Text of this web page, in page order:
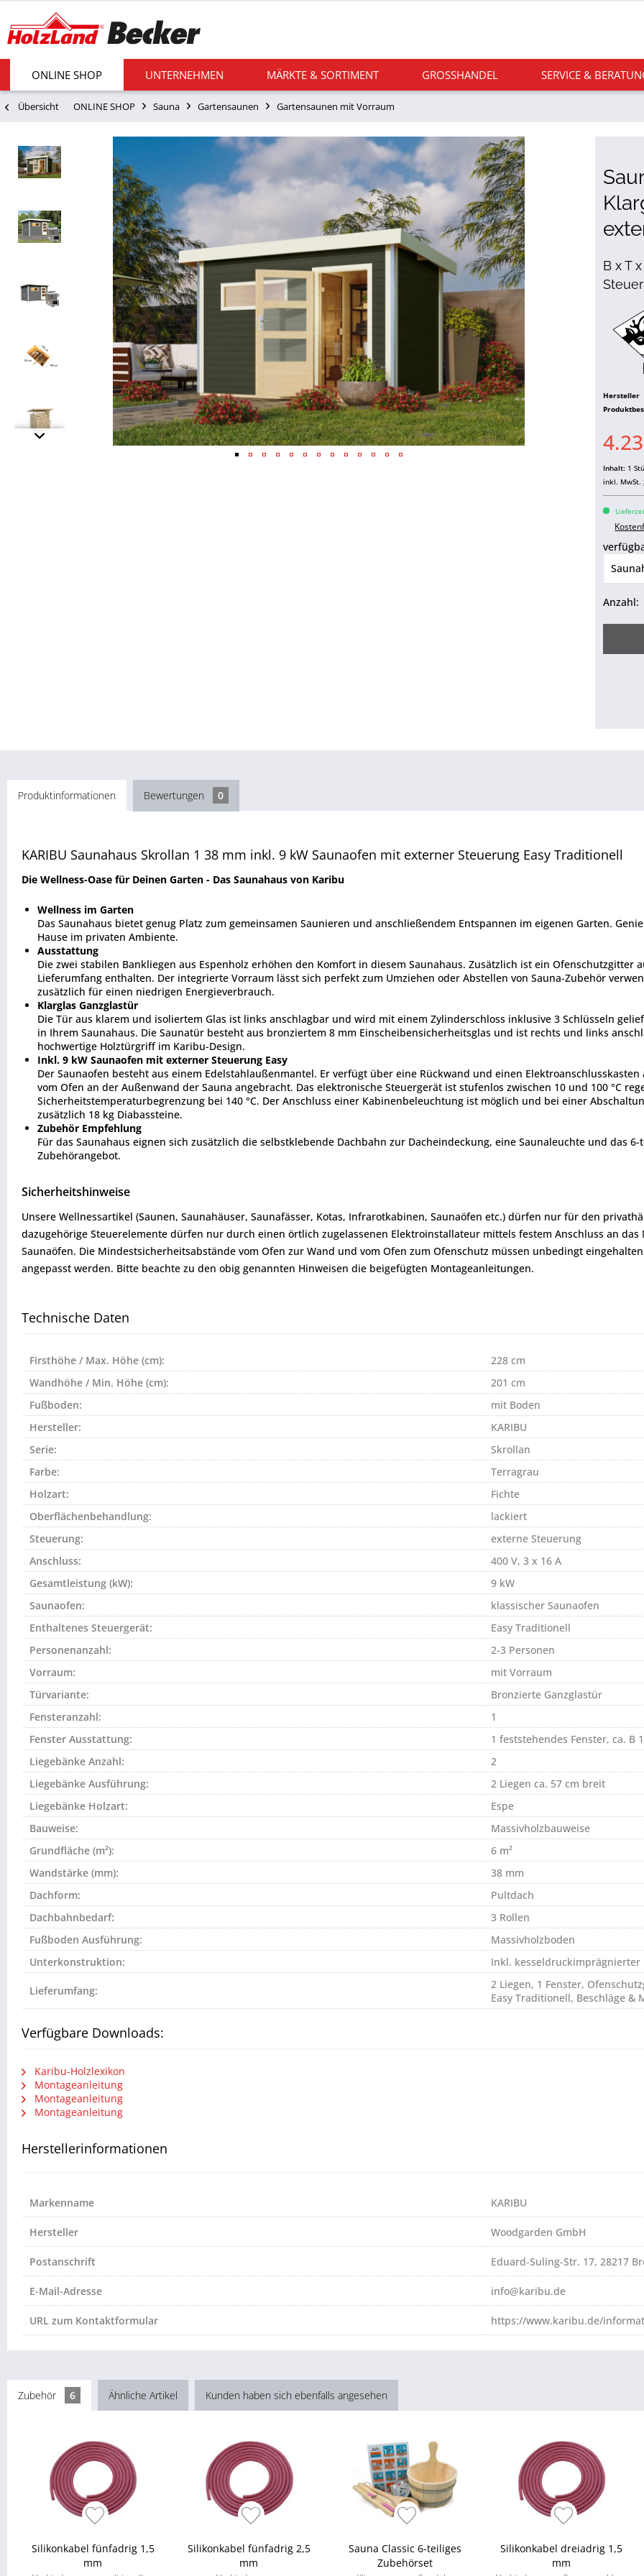
ONLINE SHOP UNTERNEHMEN MÄRKTE & SORTIMENT GROSSHANDEL SERVICE &
Übersicht ONLINE SHOP Sauna Gartensaunen Gartensaunen mit Vorraum
B x T
Hersteller
Inhalt: 1
inkl. MwSt.
Anzahl:
Produktinformationen Bewertungen 0
KARIBU Saunahaus Skrollan 1 38 mm inkl. 9 kW Saunaofen mit externer Steuerung Easy Traditionell
Die Wellness-Oase für Deinen Garten - Das Saunahaus von Karibu
Wellness im Garten
Das Saunahaus bietet genug Platz zum gemeinsamen Saunieren und anschließendem Entspannen im eigenen Garten.
Hause im privaten Ambiente.
Ausstattung
Die zwei stabilen Bankliegen aus Espenholz erhöhen den Komfort in diesem Saunahaus. Zusätzlich ist ein Ofenschutzgitter
Lieferumfang enthalten. Der integrierte Vorraum lässt sich perfekt zum Umziehen oder Abstellen von Sauna-Zubehör
zusätzlich für einen niedrigen Energieverbrauch.
Klarglas Ganzglastür
Die Tür aus klarem und isoliertem Glas ist links anschlagbar und wird mit einem Zylinderschloss inklusive 3 Schlüsseln
in Ihrem Saunahaus. Die Saunatür besteht aus bronziertem 8 mm Einscheibensicherheitsglas und ist rechts und links
hochwertige Holztürgriff im Karibu-Design.
Inkl. 9 kW Saunaofen mit externer Steuerung Easy
Der Saunaofen besteht aus einem Edelstahlaußenmantel. Er verfügt über eine Rückwand und einen
vom Ofen an der Außenwand der Sauna angebracht. Das elektronische Steuergerät ist stufenlos zwischen 10 und 100 °C
Sicherheitstemperaturbegrenzung bei 140 °C. Der Anschluss einer Kabinenbeleuchtung ist möglich und bei einer
zusätzlich 18 kg Diabassteine.
Zubehör Empfehlung
Für das Saunahaus eignen sich zusätzlich die selbstklebende Dachbahn zur Dacheindeckung, eine Saunaleuchte und das
Zubehörangebot.
Sicherheitshinweise
Unsere Wellnessartikel (Saunen, Saunahäuser, Saunafässer, Kotas, Infrarotkabinen, Saunaöfen etc.) dürfen nur für den
dazugehörige Steuerelemente dürfen nur durch einen örtlich zugelassenen Elektroinstallateur mittels festem Anschluss an das
Saunaöfen. Die Mindestsicherheitsabstände vom Ofen zur Wand und vom Ofen zum Ofenschutz müssen unbedingt
angepasst werden. Bitte beachte zu den obig genannten Hinweisen die beigefügten Montageanleitungen.
Technische Daten
Firsthöhe / Max. Höhe (cm):
228 cm
Wandhöhe / Min. Höhe (cm):
201 cm
Fußboden:
mit Boden
Hersteller:
KARIBU
Serie:
Skrollan
Farbe:
Terragrau
Holzart:
Fichte
Oberflächenbehandlung:
lackiert
Steuerung:
externe Steuerung
Anschluss:
400 V, 3 x 16 A
Gesamtleistung (kW):
9 kW
Saunaofen:
klassischer Saunaofen
Enthaltenes Steuergerät:
Easy Traditionell
Personenanzahl:
2-3 Personen
Vorraum:
mit Vorraum
Türvariante:
Bronzierte Ganzglastür
Fensteranzahl:
1
Fenster Ausstattung:
1 feststehendes Fenster, ca. B
Liegebänke Anzahl:
2
Liegebänke Ausführung:
2 Liegen ca. 57 cm breit
Liegebänke Holzart:
Espe
Bauweise:
Massivholzbauweise
Grundfläche (m²):
6 m²
Wandstärke (mm):
38 mm
Dachform:
Pultdach
Dachbahnbedarf:
3 Rollen
Fußboden Ausführung:
Massivholzboden
Unterkonstruktion:
Inkl.
Lieferumfang:
2 Liegen, 1 Fenster,
Easy Traditionell, Beschläge &
Verfügbare Downloads:
Karibu-Holzlexikon
Montageanleitung
Montageanleitung
Montageanleitung
Herstellerinformationen
Markenname KARIBU
Hersteller Woodgarden GmbH
Postanschrift Eduard-Suling-Str. 17, 28217
E-Mail-Adresse info@karibu.de
URL zum Kontaktformular https://www.karibu.de/
Zubehör 6 Ähnliche Artikel Kunden haben sich ebenfalls angesehen
Silikonkabel fünfadrig 1,5
mm
Silikonkabel fünfadrig 2,5
mm
Sauna Classic 6-teiliges
Zubehörset
Silikonkabel dreiadrig 1,5
mm